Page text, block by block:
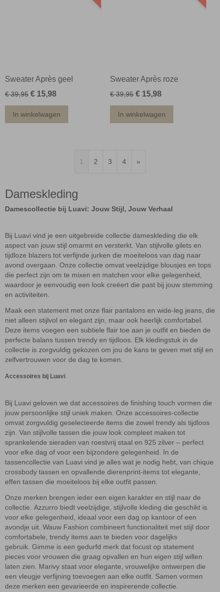
Sweater Après geel
€ 39,95 € 15,98
In winkelwagen
Sweater Après roze
€ 39,95 € 15,98
In winkelwagen
1 2 3 4 »
Dameskleding
Damescollectie bij Luavi: Jouw Stijl, Jouw Verhaal
Bij Luavi vind je een uitgebreide collectie dameskleding die elk
aspect van jouw stijl omarmt en versterkt. Van stijlvolle gilets en
tijdloze blazers tot verfijnde jurken die moeiteloos van dag naar
avond overgaan. Onze collectie omvat veelzijdige blousjes en tops
die perfect zijn om te mixen en matchen voor elke gelegenheid,
waardoor je eenvoudig een look creëert die past bij jouw stemming
en activiteiten.
Maak een statement met onze flair pantalons en wide-leg jeans, die
niet alleen stijlvol en elegant zijn, maar ook heerlijk comfortabel.
Deze items voegen een subtiele flair toe aan je outfit en bieden de
perfecte balans tussen trendy en tijdloos. Elk kledingstuk in de
collectie is zorgvuldig gekozen om jou de kans te geven met stijl en
zelfvertrouwen voor de dag te komen.
Accessoires bij Luavi
Bij Luavi geloven we dat accessoires de finishing touch vormen die
jouw persoonlijke stijl uniek maken. Onze accessoires-collectie
omvat zorgvuldig geselecteerde items die zowel trendy als tijdloos
zijn. Van stijlvolle tassen die jouw look compleet maken tot
sprankelende sieraden van roestvrij staal en 925 zilver – perfect
voor elke dag of voor een bijzondere gelegenheid. In de
tassencollectie van Luavi vind je alles wat je nodig hebt, van chique
crossbody tassen en opvallende dierenprint-items tot elegante,
effen tassen die moeiteloos bij elke outfit passen.
Onze merken brengen ieder een eigen karakter en stijl naar de
collectie. Azzurro biedt veelzijdige, stijlvolle kleding die geschikt is
voor elke gelegenheid, ideaal voor een dag op kantoor of een
avondje uit. Wauw Fashion combineert functionaliteit met stijl door
comfortabele, trendy items aan te bieden voor dagelijks
gebruik. Gimme is een gedurfd merk dat focust op statement
pieces voor vrouwen die graag opvallen en hun eigen stijl willen
laten zien. Marivy staat voor elegante, vrouwelijke ontwerpen die
een vleugje verfijning toevoegen aan elke outfit. Samen vormen
deze merken een gevarieerde en inspirerende collectie.